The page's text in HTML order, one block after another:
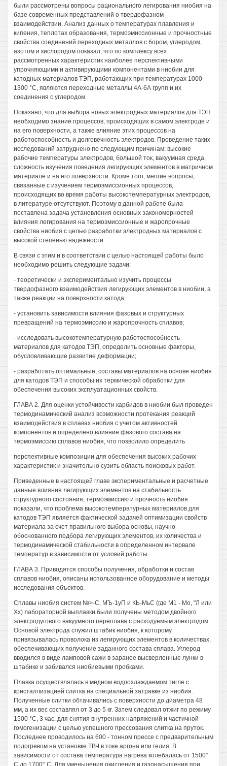
были рассмотрены вопросы рационального легирования ниобия на
базе современных представлений о твердофазном
взаимодействии. Анализ данных о температурах плавления и
кипения, теплотах образования, термоэмиссионные и прочностные
свойства соединений переходных металлов с бором, углеродом,
азотом и кислородом показал, что по комплексу всех
рассмотренных характеристик наиболее перспективными
упрочняющими и активирующими компонентами в ниобии для
катодных материалов ТЭП, работающих при температурах 1000-
1300 °С, являются переходные металлы 4А-6А групп и их
соединения с углеродом.
Показано, что для выбора новых электродных материалов для ТЭП
необходимо знание процессов, происходящих в самом электроде и
на его поверхности, а также влияние этих процессов на
работоспособность и долговечность электродов. Проведение таких
исследований затруднено по следующим причинам: высокие
рабочие температуры электродов, большой ток, вакуумная среда,
сложность изучения поведения легирующих элементов в матричном
материале и на его поверхности. Кроме того, многие вопросы,
связанные с изучением термоэмиссионных процессов,
происходящих во время работы высокотемпературных электродов,
в литературе отсутствуют. Поэтому в данной работе была
поставлена задача установления основных закономерностей
влияния легирования на термоэмиссионные и жаропрочные
свойства ниобия с целью разработки электродных материалов с
высокой степенью надежности.
В связи с этим и в соответствии с целью настоящей работы было
необходимо решить следующие задачи:
- теоретически и экспериментально изучить процессы
твердофазного взаимодействия легирующих элементов в ниобии, а
также реакции на поверхности катода;
- установить зависимости влияния фазовых и структурных
превращений на термоэмиссию и жаропрочность сплавов;
- исследовать высокотемпературную работоспособность
материалов для катодов ТЭП, определить основные факторы,
обусловливающие развитие деформации;
- разработать оптимальные, составы материалов на основе ниобия
для катодов ТЭП и способы их термической обработки для
обеспечения высоких эксплуатационных свойств.
ГЛАВА 2. Для оценки устойчивости карбидов в ниобии был проведен
термодинамический анализ возможности протекания реакций
взаимодействия в сплавах ниобия с учетом активностей
компонентов и определено влияние фазового состава на
термоэмиссию сплавов ниобия, что позволило определить
перспективные композиции для обеспечения высоких рабочих
характеристик и значительно сузить область поисковых работ.
Приведенные в настоящей главе экспериментальные и расчетные
данные влияния легирующих элементов на стабильность
структурного состояния, термоэмиссию и прочность ниобия
показали, что проблема высокотемпературных материалов для
катодов ТЭП является фактической задачей оптимизации свойств
материала за счет правильного выбора основы, научно-
обоснованного подбора легирующих элементов, их количества и
термодинамической стабильности в определенном интервале
температур в зависимости от условий работы.
ГЛАВА 3. Приводятся способы получения, обработки и состав
сплавов ниобия, описаны использованное оборудование и методы
исследования объектов.
Сплавы ниобия систем №>-С, МЪ-1уП и КЬ-МьС (где М1 - Мо, "Л или
Хх) лабораторной выплавки были получены методом двойного
электродугового вакуумного переплава с расходуемым электродом.
Основой электрода служил штабик ниобия, к которому
привязывалась проволока из легирующих элементов в количествах,
обеспечивающих получение заданного состава сплава. Углерод
вводился в виде ламповой сажи в заранее высверленные лунки в
штабике и забивался ниобиевыми пробками.
Плавка осуществлялась в медном водоохлаждаемом тигле с
кристаллизацией слитка на специальной затравке из ниобия.
Полученные слитки обтачивались с поверхности до диаметра 48
мм, а их вес составлял от 3 до 5 кг. Затем следовал отжиг по режиму
1500 °С, 3 час. для снятия внутренних напряжений и частичной
гомогенизации с целью успешного прессования слитка на пруток.
Последнее проводилось на 600 - тонном прессе с предварительным
подогревом на установке ТВЧ в токе аргона или гелия. В
зависимости от состава температура нагрева колебалась от 1500°
С до 1700° С. Для уменьшения окисления и газонасыщения при